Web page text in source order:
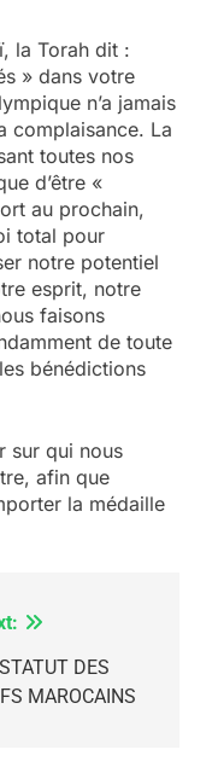
la Torah dit :
» dans votre
n’a jamais
complaisance. La
toutes nos
d’être «
au prochain,
total pour
notre potentiel
esprit, notre
faisons
de toute
bénédictions
sur qui nous
afin que
la médaille
DES
MAROCAINS